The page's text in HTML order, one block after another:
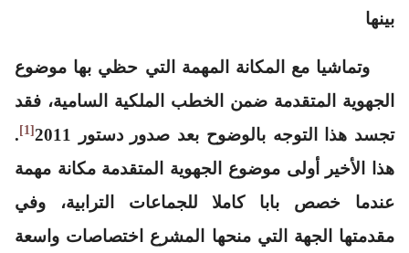
بينها
وتماشيا مع المكانة المهمة التي حظي بها موضوع
الجهوية المتقدمة ضمن الخطب الملكية السامية، فقد
تجسد هذا التوجه بالوضوح بعد صدور دستور 2011
[1]
.
هذا الأخير أولى موضوع الجهوية المتقدمة مكانة مهمة
عندما خصص بابا كاملا للجماعات الترابية، وفي
مقدمتها الجهة التي منحها المشرع اختصاصات واسعة